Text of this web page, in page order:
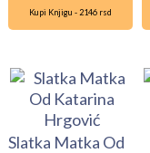
Kupi Knjigu - 2146 rsd
Slatka Matka Od